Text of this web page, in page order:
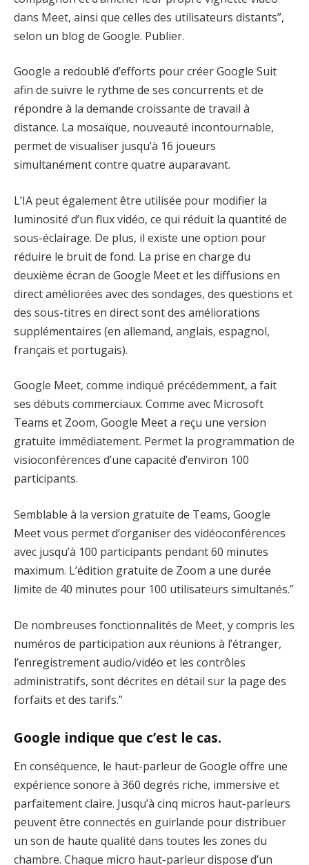
dans Meet, ainsi que celles des utilisateurs distants”,
selon un blog de Google. Publier.
Google a redoublé d’efforts pour créer Google Suit
afin de suivre le rythme de ses concurrents et de
répondre à la demande croissante de travail à
distance. La mosaïque, nouveauté incontournable,
permet de visualiser jusqu’à 16 joueurs
simultanément contre quatre auparavant.
L’IA peut également être utilisée pour modifier la
luminosité d’un flux vidéo, ce qui réduit la quantité de
sous-éclairage. De plus, il existe une option pour
réduire le bruit de fond. La prise en charge du
deuxième écran de Google Meet et les diffusions en
direct améliorées avec des sondages, des questions et
des sous-titres en direct sont des améliorations
supplémentaires (en allemand, anglais, espagnol,
français et portugais).
Google Meet, comme indiqué précédemment, a fait
ses débuts commerciaux. Comme avec Microsoft
Teams et Zoom, Google Meet a reçu une version
gratuite immédiatement. Permet la programmation de
visioconférences d’une capacité d’environ 100
participants.
Semblable à la version gratuite de Teams, Google
Meet vous permet d’organiser des vidéoconférences
avec jusqu’à 100 participants pendant 60 minutes
maximum. L’édition gratuite de Zoom a une durée
limite de 40 minutes pour 100 utilisateurs simultanés.”
De nombreuses fonctionnalités de Meet, y compris les
numéros de participation aux réunions à l’étranger,
l’enregistrement audio/vidéo et les contrôles
administratifs, sont décrites en détail sur la page des
forfaits et des tarifs.”
Google indique que c’est le cas.
En conséquence, le haut-parleur de Google offre une
expérience sonore à 360 degrés riche, immersive et
parfaitement claire. Jusqu’à cinq micros haut-parleurs
peuvent être connectés en guirlande pour distribuer
un son de haute qualité dans toutes les zones du
chambre. Chaque micro haut-parleur dispose d’un